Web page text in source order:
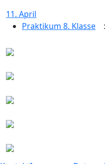
11. April
Praktikum 8. Klasse